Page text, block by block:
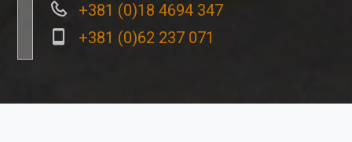
+381 (0)18 4694 347
+381 (0)62 237 071